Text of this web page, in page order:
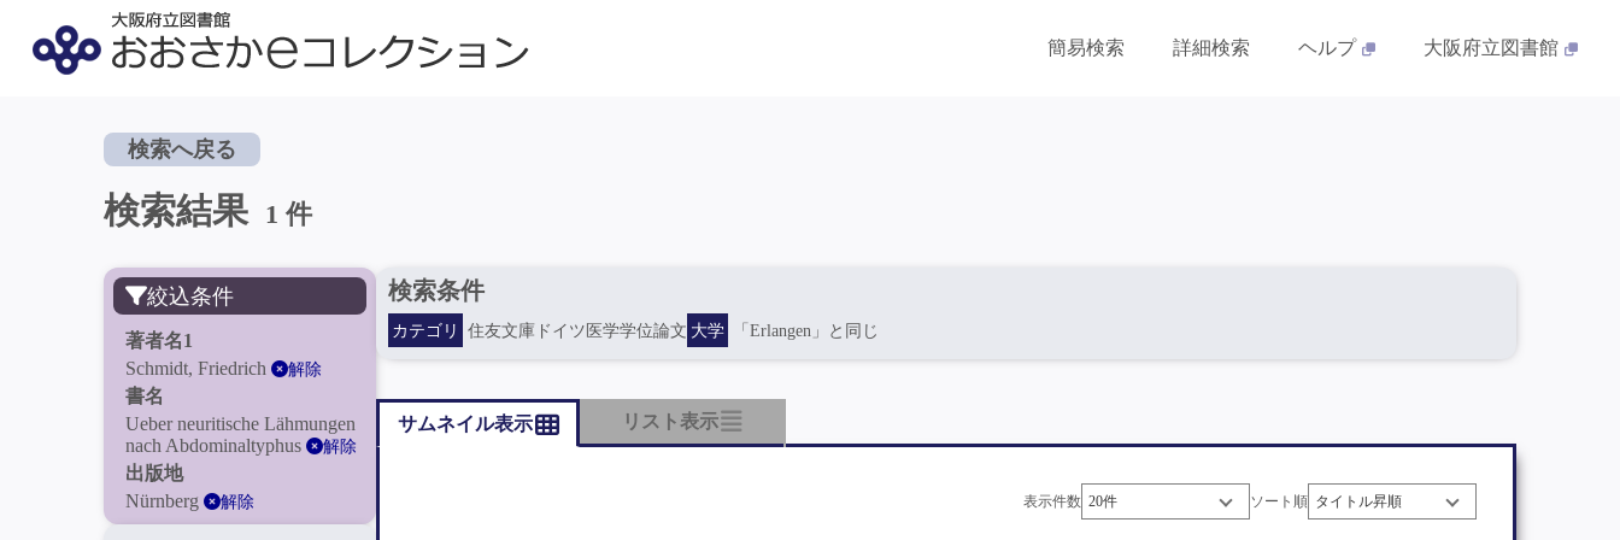
簡易検索 詳細検索 ヘルプ 大阪府立図書館
検索へ戻る
検索結果 1 件
絞込条件
著者名1
Schmidt, Friedrich
解除
書名
Ueber neuritische Lähmungen
nach Abdominaltyphus
解除
出版地
Nürnberg
解除
検索条件
カテゴリ 住友文庫ドイツ医学学位論文 大学 「Erlangen」と同じ
サムネイル表示 リスト表示
表示件数 ソート順